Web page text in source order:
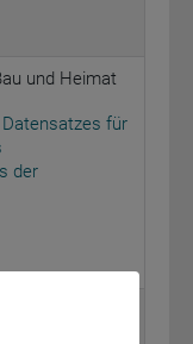
und Heimat
für
der